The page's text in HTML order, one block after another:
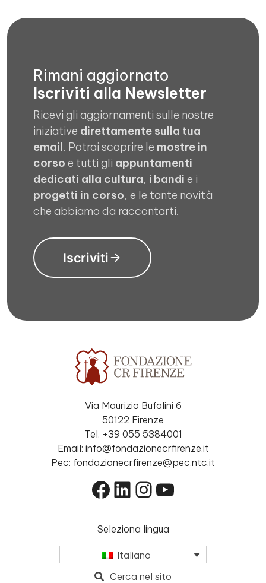
Rimani aggiornato
Iscriviti alla Newsletter
Ricevi gli aggiornamenti sulle nostre
iniziative direttamente sulla tua
email. Potrai scoprire le mostre in
corso e tutti gli appuntamenti
dedicati alla cultura, i bandi e i
progetti in corso, e le tante novità
che abbiamo da raccontarti.
Iscriviti
Via Maurizio Bufalini 6
50122 Firenze
Tel. +39 055 5384001
Email: info@fondazionecrfirenze.it
Pec: fondazionecrfirenze@pec.ntc.it
Facebook
LinkedIn
Instagram
YouTube
Seleziona lingua
Italiano
Cerca nel sito